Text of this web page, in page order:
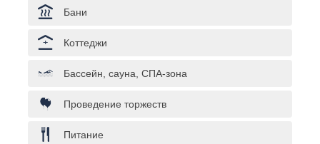
Бани
Коттеджи
Бассейн, сауна, СПА-зона
Проведение торжеств
Питание